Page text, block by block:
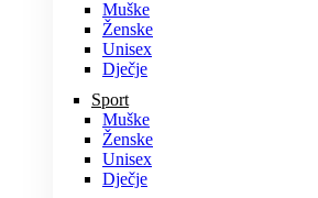
Muške
Ženske
Unisex
Dječje
Sport
Muške
Ženske
Unisex
Dječje